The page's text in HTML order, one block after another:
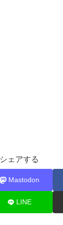
シェアする
Mastodon
LINE